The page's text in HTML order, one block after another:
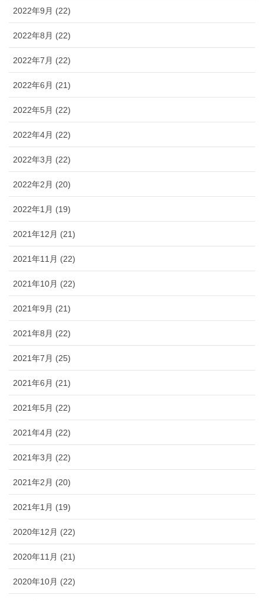
2022年9月 (22)
2022年8月 (22)
2022年7月 (22)
2022年6月 (21)
2022年5月 (22)
2022年4月 (22)
2022年3月 (22)
2022年2月 (20)
2022年1月 (19)
2021年12月 (21)
2021年11月 (22)
2021年10月 (22)
2021年9月 (21)
2021年8月 (22)
2021年7月 (25)
2021年6月 (21)
2021年5月 (22)
2021年4月 (22)
2021年3月 (22)
2021年2月 (20)
2021年1月 (19)
2020年12月 (22)
2020年11月 (21)
2020年10月 (22)